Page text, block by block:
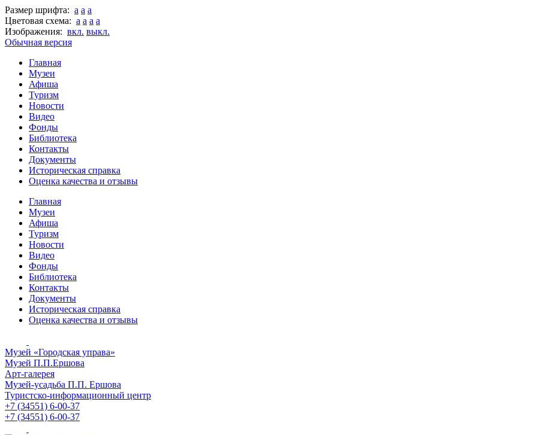
Размер шрифта: a a a
Цветовая схема: a a a a
Изображения: вкл. выкл.
Обычная версия
Главная
Музеи
Афиша
Туризм
Новости
Видео
Фонды
Библиотека
Контакты
Документы
Историческая справка
Оценка качества и отзывы
Главная
Музеи
Афиша
Туризм
Новости
Видео
Фонды
Библиотека
Контакты
Документы
Историческая справка
Оценка качества и отзывы
Музей «Городская управа»
Музей П.П.Ершова
Арт-галерея
Музей-усадьба П.П. Ершова
Туристско-информационный центр
+7 (34551) 6-00-37
+7 (34551) 6-00-37